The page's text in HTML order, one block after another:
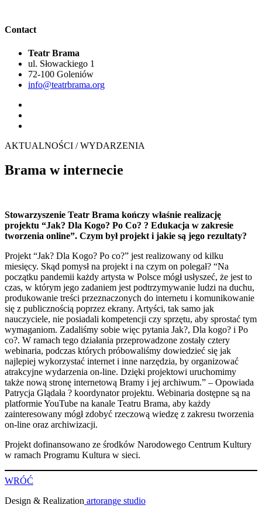
Contact
Teatr Brama
ul. Słowackiego 1
72-100 Goleniów
info@teatrbrama.org
AKTUALNOŚCI / WYDARZENIA
Brama w internecie
Stowarzyszenie Teatr Brama kończy właśnie realizację
projektu “Jak? Dla Kogo? Po Co? ? Edukacja w zakresie
tworzenia online”. Czym był projekt i jakie są jego rezultaty?
Projekt “Jak? Dla Kogo? Po co?” jest realizowany od kilku
miesięcy. Skąd pomysł na projekt i na czym on polegał? “Na
początku pandemii każdy artysta w Polsce mógł usłyszeć, że jest to
czas, w którym jego zadaniem jest podtrzymywanie ludzi na duchu,
produkowanie treści przeznaczonych do internetu i komunikowanie
się z publicznością poprzez ekrany. Artyści, tak samo jak
nauczyciele, nie posiadali kompetencji czy sprzętu, aby sprostać tym
wymaganiom. Zadaliśmy sobie więc pytania Jak?, Dla kogo? i Po
co?. W ramach tego działania przeprowadzone zostały cztery
webinaria, podczas których próbowaliśmy dowiedzieć się jak
najlepiej wykorzystać internet i inne narzędzia, by organizować
atrakcyjne wydarzenia on-line. Dzięki projektowi uruchomimy
także nową stronę internetową Bramy i jej archiwum.” – Opowiada
Patrycja Glądała ? koordynator projektu. Webinaria dostępne są na
platformie YouTube na kanale Teatru Brama, aby każdy
zainteresowany mógł zdobyć rzeczową wiedzę z zakresu tworzenia
on-line oraz archiwizacji.
Projekt dofinansowano ze środków Narodowego Centrum Kultury
w ramach Programu Kultura w sieci.
WRÓĆ
Design & Realization artorange studio